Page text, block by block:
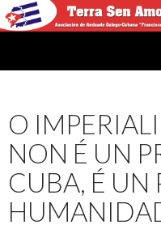
O
NON É UN
CUBA, É UN